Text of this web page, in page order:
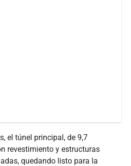
el túnel principal, de 9,7
revestimiento y estructuras
quedando listo para la